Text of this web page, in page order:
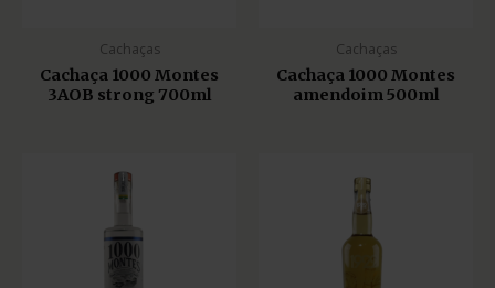
Cachaças
Cachaça 1000 Montes
3AOB strong 700ml
Cachaças
Cachaça 1000 Montes
amendoim 500ml